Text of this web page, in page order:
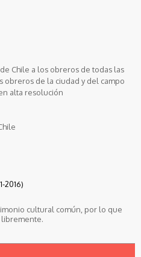
Chile a los obreros de todas las
obreros de la ciudad y del campo
alta resolución
2016)
cultural común, por lo que